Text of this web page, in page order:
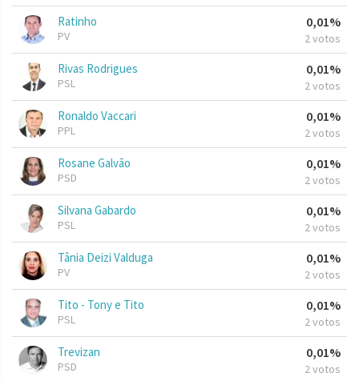
Ratinho
PV
0,01%
2 votos
Rivas Rodrigues
PSL
0,01%
2 votos
Ronaldo Vaccari
PPL
0,01%
2 votos
Rosane Galvão
PSD
0,01%
2 votos
Silvana Gabardo
PSL
0,01%
2 votos
Tânia Deizi Valduga
PV
0,01%
2 votos
Tito - Tony e Tito
PSL
0,01%
2 votos
Trevizan
PSD
0,01%
2 votos